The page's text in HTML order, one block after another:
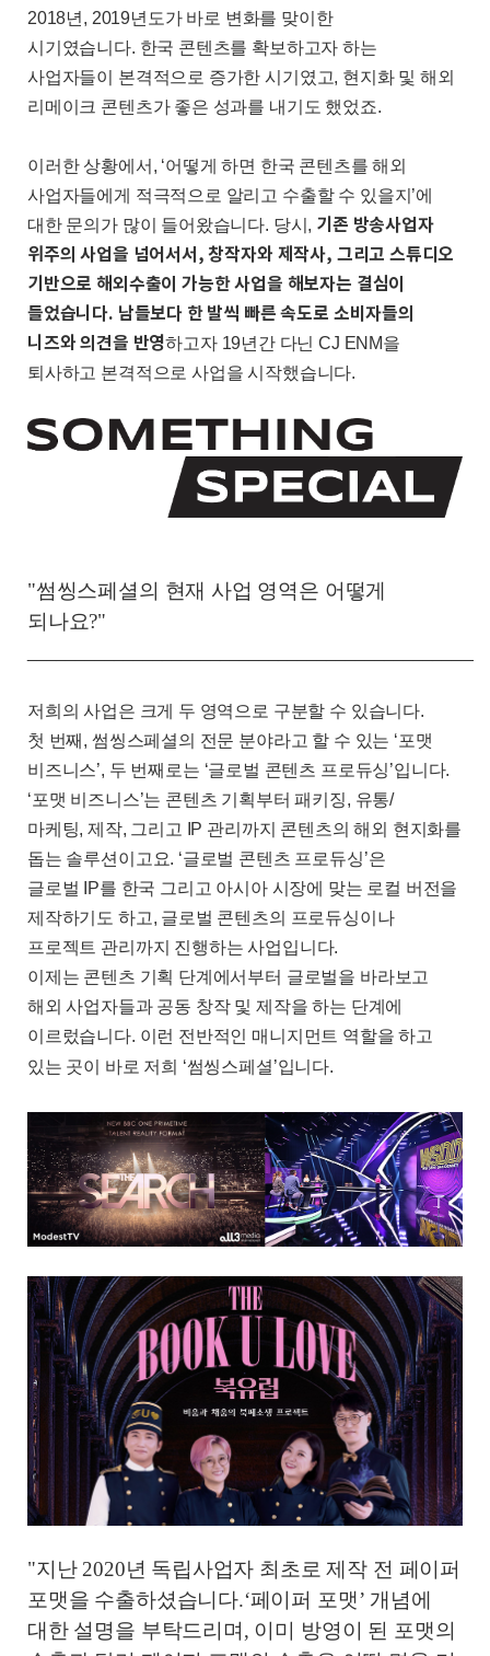
2018년 , 2019년도가 바로 변화를 맞이한
시기였습니다. 한국 콘텐츠를 확보하고자 하는
사업자들이 본격적으로 증가한 시기였고, 현지화 및 해외
리메이크 콘텐츠가 좋은 성과를 내기도 했었죠.
이러한 상황에서 , ‘어떻게 하면 한국 콘텐츠를 해외
사업자들에게 적극적으로 알리고 수출할 수 있을지 ’에
대한 문의가 많이 들어왔습니다. 당시 , 기 존 방송사업자
위주의 사업을 넘어서서 ,창작자와 제작사, 그리고 스튜디오
기반으로 해외수출이 가능한 사업을 해보자는 결심이
들었습니다. 남들보다 한 발씩 빠른 속도로 소비자들의
니즈와 의견을 반영하고자 19년간 다닌CJ ENM을
퇴사하고 본격적으로 사업을 시작했습니다.
"썸씽스페셜의 현재 사업 영역은 어떻게
되나요?"
저희의 사업은 크게 두 영역으로 구분할 수 있습니다.
첫 번째 , 썸씽스페셜의 전문 분야라고 할 수 있는 ‘포맷
비즈니스’, 두 번째로는 ‘글로벌 콘텐츠 프로듀싱’입니다.
‘포맷 비즈니스’는 콘텐츠 기획부터 패키징, 유통/
마케팅,제작, 그리고 IP 관리까지 콘텐츠의 해외 현지화를
돕는 솔루션이고요. ‘글로벌 콘텐츠 프로듀싱’은
글로벌
IP를 한국 그리고 아시아 시장에 맞는 로컬 버전을
제작하기도 하고, 글로벌 콘텐츠의 프로듀싱이나
프로젝트 관리까지 진행하는 사업입니다.
이제는 콘텐츠 기획 단계에서부터 글로벌을 바라보고
해외 사업자들과 공동 창작 및 제작을 하는 단계에
이르렀습니다. 이런 전반적인 매니지먼트 역할을 하고
있는 곳이 바로 저희 ‘썸씽스페셜’입니다.
"지난 2020년 독립사업자 최초로 제작 전 페이퍼
포맷을 수출하셨습니다.‘페이퍼 포맷’ 개념에
대한 설명을 부탁드리며, 이미 방영이 된 포맷의